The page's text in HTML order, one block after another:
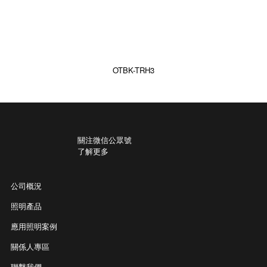
OTBK-TRH3
關注微信公眾號
了解更多
公司概況
照明產品
應用照明案例
關係人專區